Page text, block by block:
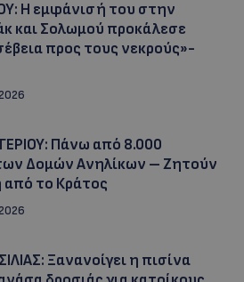
Η εμφάνισή του στην
και Σολωμού προκάλεσε
προς τους νεκρούς»-
Πάνω από 8.000
Δομών Ανηλίκων – Ζητούν
το Κράτος
Ξανανοίγει η πισίνα